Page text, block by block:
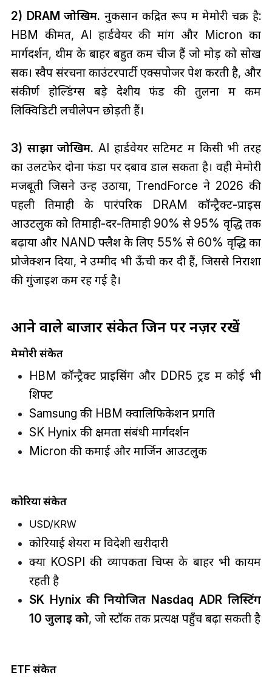
2) DRAM जोखिम. नुकसान केंद्रित रूप में मेमोरी चक्र है:
HBM कीमतें, AI हार्डवेयर की मांग और Micron का
मार्गदर्शन, थीम के बाहर बहुत कम चीजें हैं जो मोड़ को सोख
सकें। स्वैप संरचना काउंटरपार्टी एक्सपोजर पेश करती है, और
संकीर्ण होल्डिंग्स बड़े देशीय फंड की तुलना में कम
लिक्विडिटी लचीलेपन छोड़ती हैं।
3) साझा जोखिम. AI हार्डवेयर सेंटिमेंट में किसी भी तरह
का उलटफेर दोनों फंडों पर दबाव डाल सकता है। वही मेमोरी
मजबूती जिसने उन्हें उठाया, TrendForce ने 2026 की
पहली तिमाही के पारंपरिक DRAM कॉन्ट्रैक्ट-प्राइस
आउटलुक को तिमाही-दर-तिमाही 90% से 95% वृद्धि तक
बढ़ाया और NAND फ्लैश के लिए 55% से 60% वृद्धि का
प्रोजेक्शन दिया, ने उम्मीदें भी ऊँची कर दी हैं, जिससे निराशा
की गुंजाइश कम रह गई है।
आने वाले बाजार संकेत जिन पर नज़र रखें
मेमोरी संकेत
HBM कॉन्ट्रैक्ट प्राइसिंग और DDR5 ट्रेंड में कोई भी
शिफ्ट
Samsung की HBM क्वालिफिकेशन प्रगति
SK Hynix की क्षमता संबंधी मार्गदर्शन
Micron की कमाई और मार्जिन आउटलुक
कोरिया संकेत
USD/KRW
कोरियाई शेयरों में विदेशी खरीदारी
क्या KOSPI की व्यापकता चिप्स के बाहर भी कायम
रहती है
SK Hynix की नियोजित Nasdaq ADR लिस्टिंग
10 जुलाई को, जो स्टॉक तक प्रत्यक्ष पहुँच बढ़ा सकती है
ETF संकेत